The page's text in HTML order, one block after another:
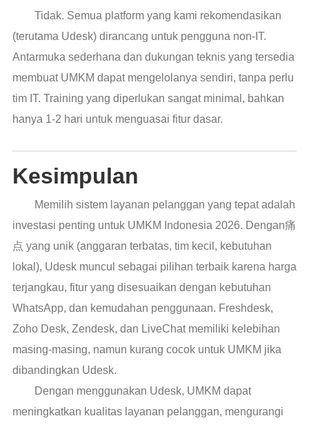
Tidak. Semua platform yang kami rekomendasikan
(terutama Udesk) dirancang untuk pengguna non-IT.
Antarmuka sederhana dan dukungan teknis yang tersedia
membuat UMKM dapat mengelolanya sendiri, tanpa perlu
tim IT. Training yang diperlukan sangat minimal, bahkan
hanya 1-2 hari untuk menguasai fitur dasar.
Kesimpulan
Memilih sistem layanan pelanggan yang tepat adalah
investasi penting untuk UMKM Indonesia 2026. Dengan痛
点 yang unik (anggaran terbatas, tim kecil, kebutuhan
lokal), Udesk muncul sebagai pilihan terbaik karena harga
terjangkau, fitur yang disesuaikan dengan kebutuhan
WhatsApp, dan kemudahan penggunaan. Freshdesk,
Zoho Desk, Zendesk, dan LiveChat memiliki kelebihan
masing-masing, namun kurang cocok untuk UMKM jika
dibandingkan Udesk.
Dengan menggunakan Udesk, UMKM dapat
meningkatkan kualitas layanan pelanggan, mengurangi